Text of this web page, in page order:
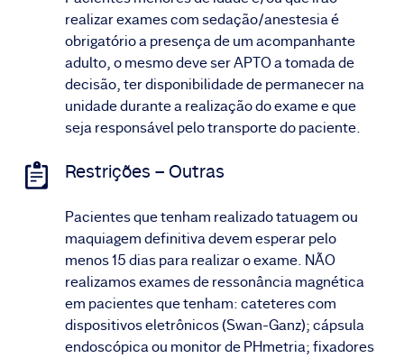
realizar exames com sedação/anestesia é
obrigatório a presença de um acompanhante
adulto, o mesmo deve ser APTO a tomada de
decisão, ter disponibilidade de permanecer na
unidade durante a realização do exame e que
seja responsável pelo transporte do paciente.
Restrições – Outras
Pacientes que tenham realizado tatuagem ou
maquiagem definitiva devem esperar pelo
menos 15 dias para realizar o exame. NÃO
realizamos exames de ressonância magnética
em pacientes que tenham: cateteres com
dispositivos eletrônicos (Swan-Ganz); cápsula
endoscópica ou monitor de PHmetria; fixadores